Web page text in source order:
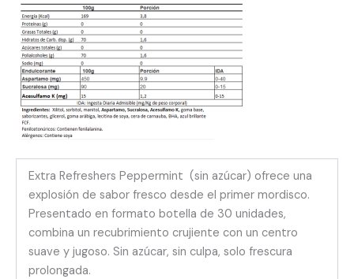
Extra Refreshers Peppermint (sin azúcar) ofrece una
explosión de sabor fresco desde el primer mordisco.
Presentado en formato botella de 30 unidades,
combina un recubrimiento crujiente con un centro
suave y jugoso. Sin azúcar, sin culpa, solo frescura
prolongada.